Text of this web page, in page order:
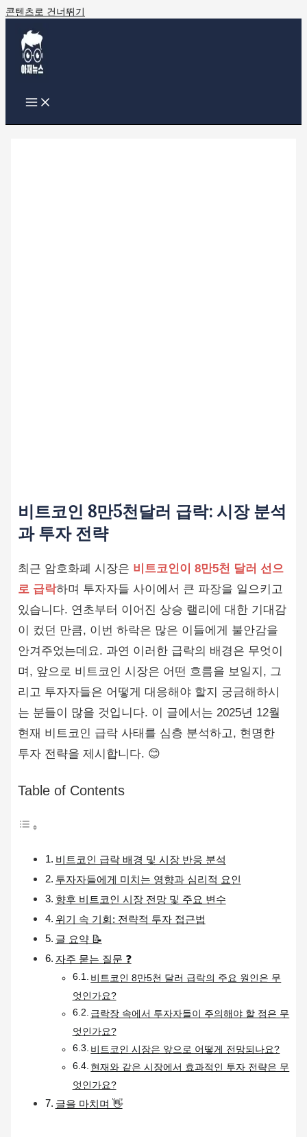
콘텐츠로 건너뛰기
비트코인 8만5천달러 급락: 시장 분석
과 투자 전략
최근 암호화폐 시장은 비트코인이 8만5천 달러 선으
로 급락하며 투자자들 사이에서 큰 파장을 일으키고
있습니다. 연초부터 이어진 상승 랠리에 대한 기대감
이 컸던 만큼, 이번 하락은 많은 이들에게 불안감을
안겨주었는데요. 과연 이러한 급락의 배경은 무엇이
며, 앞으로 비트코인 시장은 어떤 흐름을 보일지, 그
리고 투자자들은 어떻게 대응해야 할지 궁금해하시
는 분들이 많을 것입니다. 이 글에서는 2025년 12월
현재 비트코인 급락 사태를 심층 분석하고, 현명한
투자 전략을 제시합니다. 😊
Table of Contents
비트코인 급락 배경 및 시장 반응 분석
투자자들에게 미치는 영향과 심리적 요인
향후 비트코인 시장 전망 및 주요 변수
위기 속 기회: 전략적 투자 접근법
글 요약 📝
자주 묻는 질문 ❓
비트코인 8만5천 달러 급락의 주요 원인은 무
엇인가요?
급락장 속에서 투자자들이 주의해야 할 점은 무
엇인가요?
비트코인 시장은 앞으로 어떻게 전망되나요?
현재와 같은 시장에서 효과적인 투자 전략은 무
엇인가요?
글을 마치며 👋